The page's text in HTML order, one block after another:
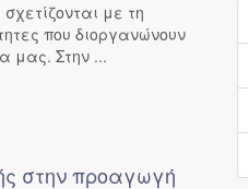
με τη
που διοργανώνουν
μας. Στην ...
στην προαγωγή